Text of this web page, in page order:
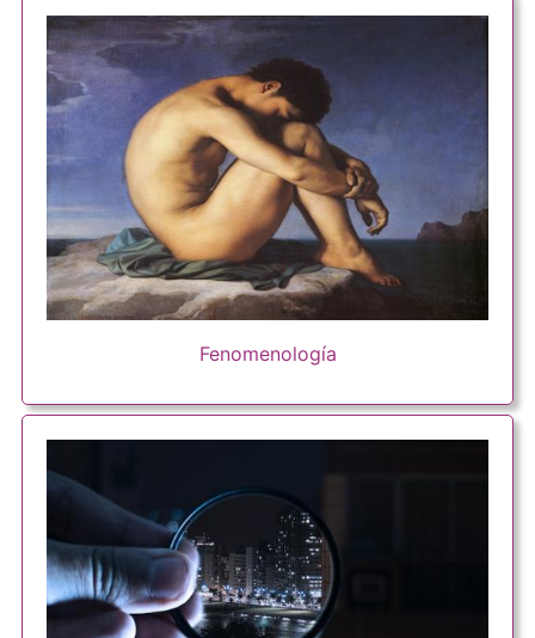
Fenomenología